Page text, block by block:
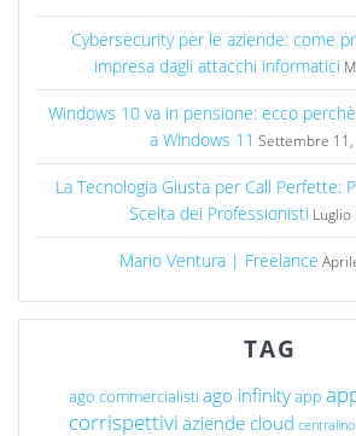
Cybersecurity per le aziende: come
impresa dagli attacchi informatici
Windows 10 va in pensione: ecco
a Windows 11 Settembre
La Tecnologia Giusta per Call Perfette:
Scelta dei Professionisti Luglio
Mario Ventura | Freelance
TAG
ago commercialisti ago infinityapp
corrispettivi aziende cloud centralino